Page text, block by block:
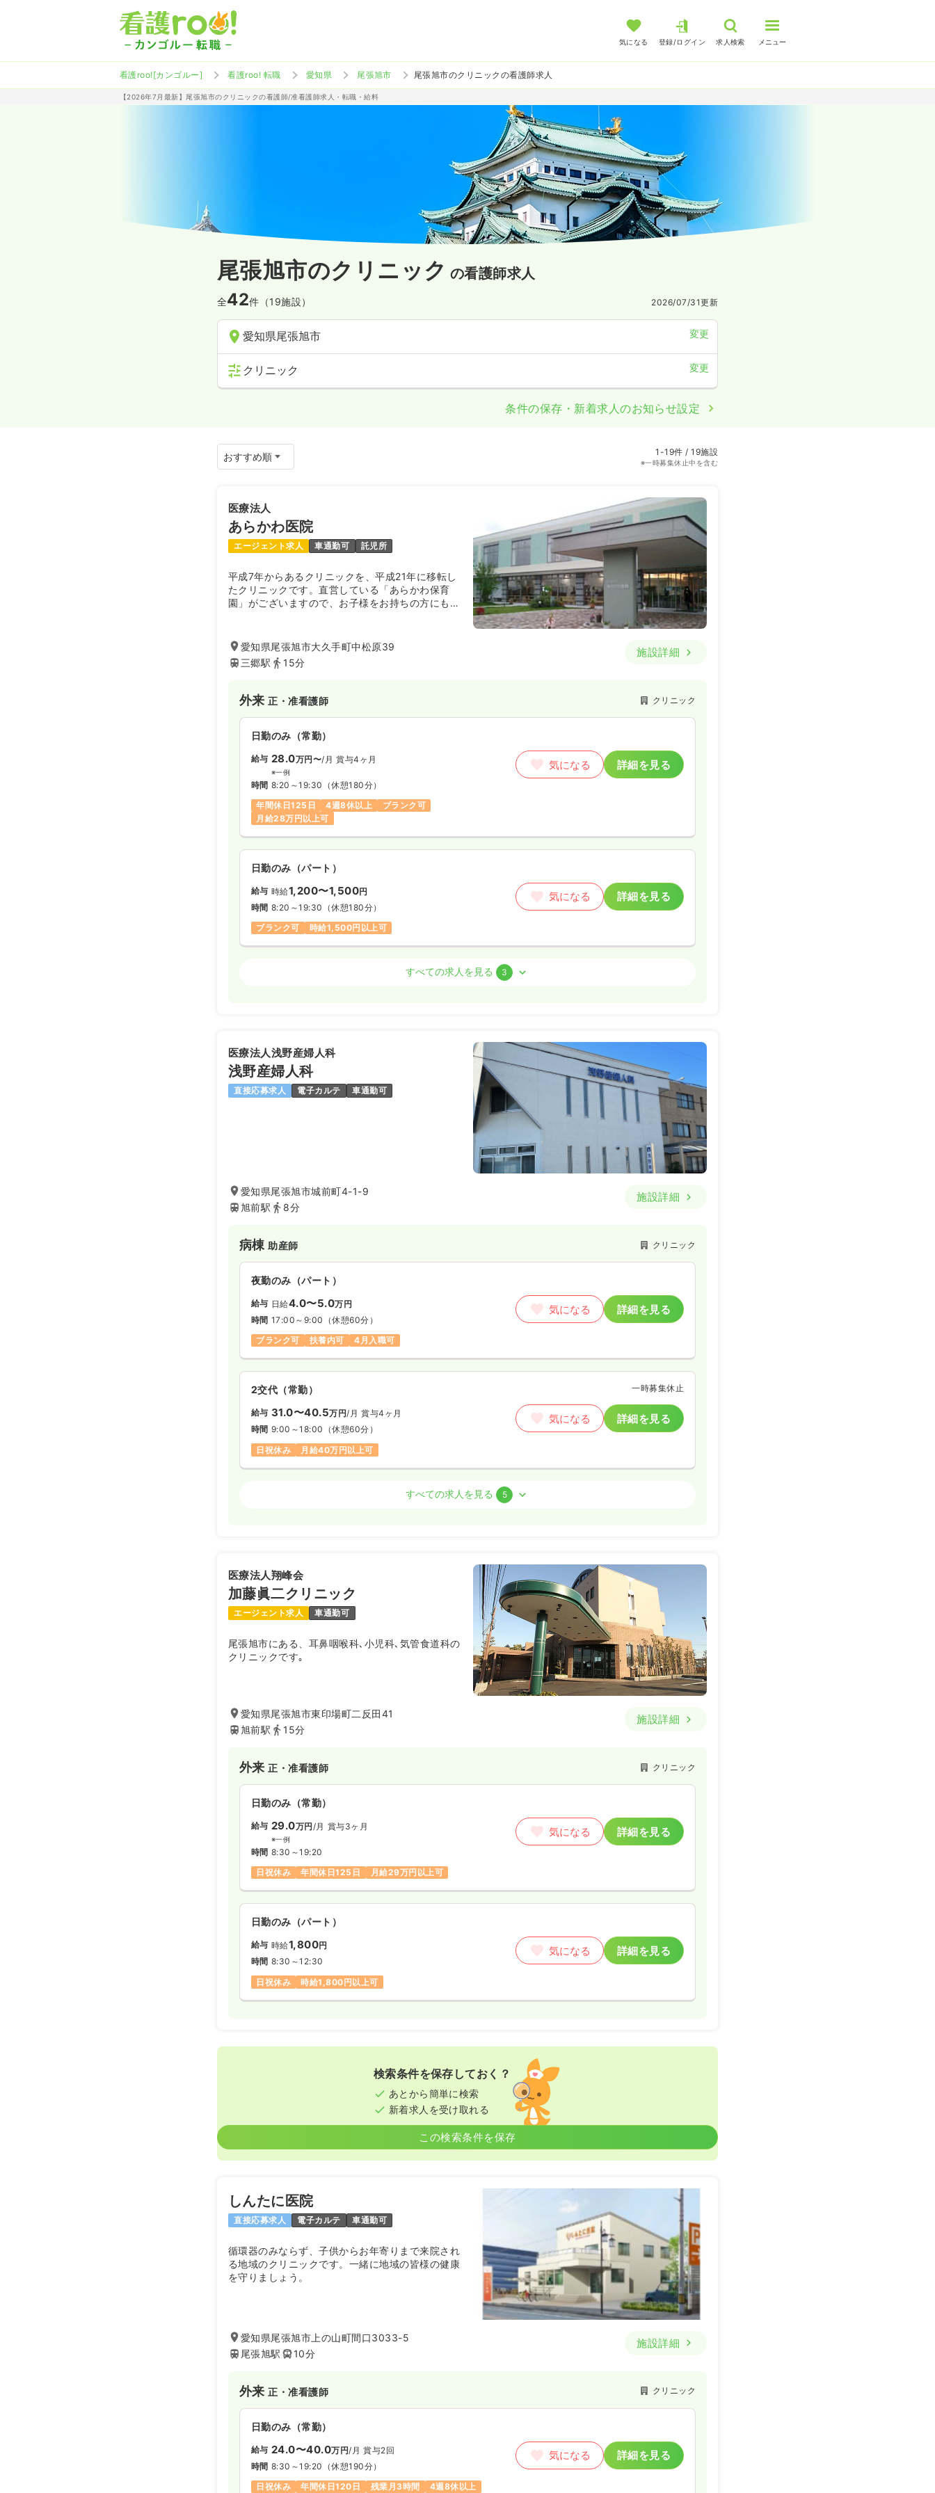
気になる 登録/ログイン 求人検索 メニュー
看護roo![カンゴルー] 看護roo! 転職 愛知県 尾張旭市 尾張旭市のクリニックの看護師求人
【2026年7月最新】尾張旭市のクリニックの看護師/准看護師求人・転職・給料
尾張旭市のクリニック の看護師求人
全42件（19施設） 2026/07/31更新
愛知県尾張旭市 変更
クリニック 変更
条件の保存・新着求人のお知らせ設定
1-19件 / 19施設
※一時募集休止中を含む
医療法人
あらかわ医院
エージェント求人 車通勤可 託児所
平成7年からあるクリニックを、平成21年に移転し
たクリニックです。直営している「あらかわ保育
園」がございますので、お子様をお持ちの方にも働
愛知県尾張旭市大久手町中松原39
三郷駅
15分
施設詳細
外来正・准看護師 クリニック
日勤のみ（常勤）
給与 28.0万円〜/月 賞与4ヶ月
※一例
時間 8:20～19:30 （休憩180分）
年間休日125日
4週8休以上
ブランク可
月給28万円以上可
気になる 詳細を見る
日勤のみ（パート）
給与 時給1,200〜1,500円
時間 8:20～19:30 （休憩180分）
ブランク可
時給1,500円以上可
気になる 詳細を見る
時間 8:20～17:20（休憩60分）
土日祝休み
オンコールあり
月給33万円以上可
一時募集休止
土日祝休み
オンコールあり
時給1,500円以上可
気になる 詳細を見る
検診・健診 クリニック
日勤のみ（パート）
給与 時給1,500〜1,880
時間 8:20～13:00
日祝休み
時給1,800円以上可
気になる 詳細を見る
すべての求人を見る 3
医療法人浅野産婦人科
浅野産婦人科
直接応募求人 電子カルテ 車通勤可
愛知県尾張旭市城前町4-1-9
旭前駅
8分
施設詳細
病棟 助産師 クリニック
夜勤のみ（パート）
給与 日給4.0〜5.0万円
時間 17:00～9:00 （休憩60分）
ブランク可
扶養内可 4月入職可
気になる 詳細を見る
2交代（常勤） 一時募集休止
給与 31.0〜40.5万円/月 賞与4ヶ月
時間 9:00～18:00 （休憩60分）
日祝休み
月給40万円以上可
気になる 詳細を見る
日祝休み
月給40万円以上可
一時募集休止
給与 日給3.0〜4.0 気になる 詳細を見る
給与 26.0〜40.5
時間 9:00～18:00（休憩60分）
日祝休み
年間休日125日
詳細を見る
外来 正・准看護師
日勤のみ（常勤） 一時募集休止
給与 26.0〜40.5 万円
日祝休み
年間休日125日
月給40万円以上可
時給1,800円以上可
すべての求人を見る 5
医療法人翔峰会
加藤眞二クリニック
エージェント求人 車通勤可
尾張旭市にある、耳鼻咽喉科､小児科､気管食道科の
クリニックです｡
愛知県尾張旭市東印場町二反田41
旭前駅
15分
施設詳細
外来正・准看護師 クリニック
日勤のみ（常勤）
給与 29.0万円/月 賞与3ヶ月
※一例
時間 8:30～19:20
日祝休み
年間休日125日 月給29万円以上可
気になる 詳細を見る
日勤のみ（パート）
給与 時給1,800円
時間 8:30～12:30
日祝休み
時給1,800円以上可
気になる 詳細を見る
検索条件を保存しておく？
あとから簡単に検索
新着求人を受け取れる
この検索条件を保存
しんたに医院
直接応募求人 電子カルテ 車通勤可
循環器のみならず、子供からお年寄りまで来院され
る地域のクリニックです。一緒に地域の皆様の健康
を守りましょう。
愛知県尾張旭市上の山町間口3033-5
尾張旭駅
10分
施設詳細
外来正・准看護師 クリニック
日勤のみ（常勤）
給与 24.0〜40.0万円/月 賞与2回
時間 8:30～19:20 （休憩190分）
日祝休み
年間休日120日 残業月3時間 4週8休以上
気になる 詳細を見る